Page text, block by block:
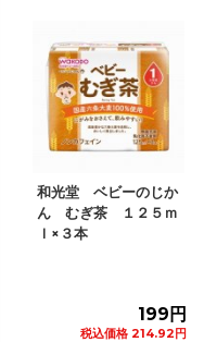
和光堂 ベビーのじか
ん むぎ茶 １２５ｍ
ｌ×３本
199円
税込価格 214.92円